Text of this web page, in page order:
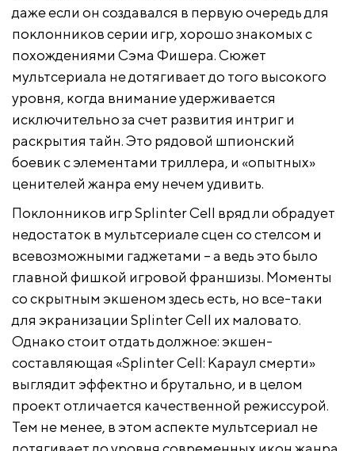
даже если он создавался в первую очередь для
поклонников серии игр, хорошо знакомых с
похождениями Сэма Фишера. Сюжет
мультсериала не дотягивает до того высокого
уровня, когда внимание удерживается
исключительно за счет развития интриг и
раскрытия тайн. Это рядовой шпионский
боевик с элементами триллера, и «опытных»
ценителей жанра ему нечем удивить.
Поклонников игр Splinter Cell вряд ли обрадует
недостаток в мультсериале сцен со стелсом и
всевозможными гаджетами – а ведь это было
главной фишкой игровой франшизы. Моменты
со скрытным экшеном здесь есть, но все-таки
для экранизации Splinter Cell их маловато.
Однако стоит отдать должное: экшен-
составляющая «Splinter Cell: Караул смерти»
выглядит эффектно и брутально, и в целом
проект отличается качественной режиссурой.
Тем не менее, в этом аспекте мультсериал не